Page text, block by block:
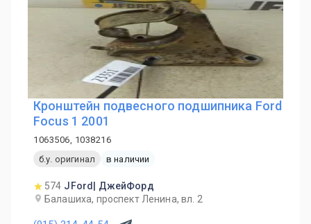
Кронштейн подвесного подшипника Ford
Focus 1 2001
1063506, 1038216
б.у. оригинал
в наличии
574 JFord| ДжейФорд
Балашиха, проспект Ленина, вл. 2